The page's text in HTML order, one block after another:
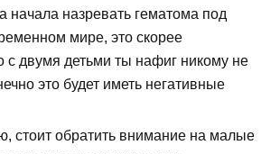
начала назревать гематома под
мире, это скорее
с двумя детьми ты нафиг никому не
это будет иметь негативные
стоит обратить внимание на малые